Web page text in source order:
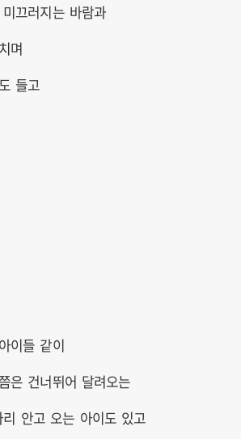
끄러지는 바람과
며
들고
이들 같이
은 건너뛰어 달려오는
안고 오는 아이도 있고